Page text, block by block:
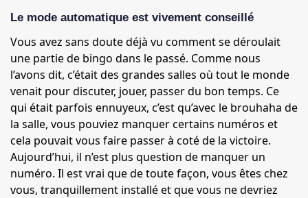
Le mode automatique est vivement conseillé
Vous avez sans doute déjà vu comment se déroulait
une partie de bingo dans le passé. Comme nous
l’avons dit, c’était des grandes salles où tout le monde
venait pour discuter, jouer, passer du bon temps. Ce
qui était parfois ennuyeux, c’est qu’avec le brouhaha de
la salle, vous pouviez manquer certains numéros et
cela pouvait vous faire passer à coté de la victoire.
Aujourd’hui, il n’est plus question de manquer un
numéro. Il est vrai que de toute façon, vous êtes chez
vous, tranquillement installé et que vous ne devriez